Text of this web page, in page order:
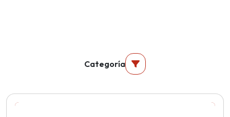
Categoría